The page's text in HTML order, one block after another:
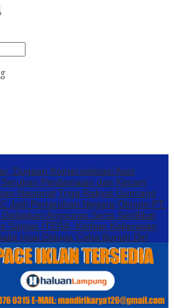
Dugaan Komersialisasi Aset
Serukan Perdamaian dan Kecam
Nasional Triga Rakyat Guncang
Jadi Pertaruhan Negara Oknum PT.
Angsuran Serta Sertifikat
Satgas ITERA, Korban Kekerasan
Usai Diduga Coba Bunuh Diri